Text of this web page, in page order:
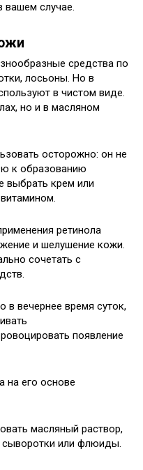
вашем случае.
средства по
лосьоны. Но в
в чистом виде.
но и в масляном
осторожно: он не
к образованию
выбрать крем или
ретинола
и шелушение кожи.
сочетать с
в вечернее время суток,
появление
на его основе
масляный раствор,
или флюиды.